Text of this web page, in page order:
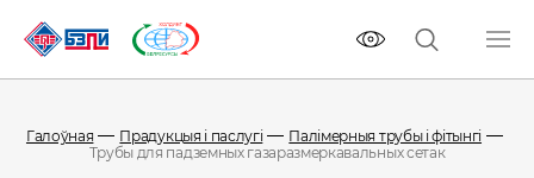
Галоўная Прадукцыя і паслугі
Палімерныя трубы і фітынгі
Трубы для падземных газаразмеркавальных сетак